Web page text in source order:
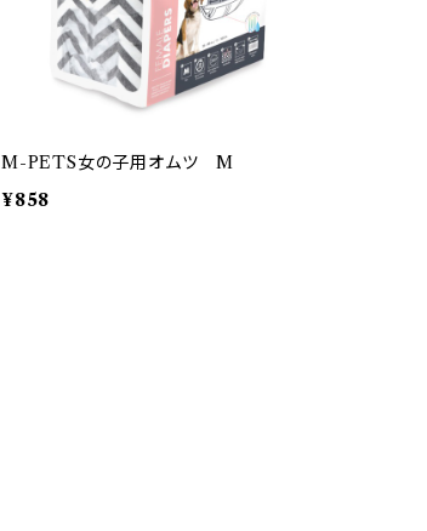
M-PETS女の子用オムツ M
¥858